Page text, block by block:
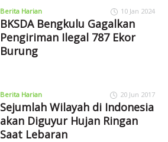
Berita Harian 10 Jan 2024
BKSDA Bengkulu Gagalkan
Pengiriman Ilegal 787 Ekor
Burung
Berita Harian 20 Jun 2017
Sejumlah Wilayah di Indonesia
akan Diguyur Hujan Ringan
Saat Lebaran